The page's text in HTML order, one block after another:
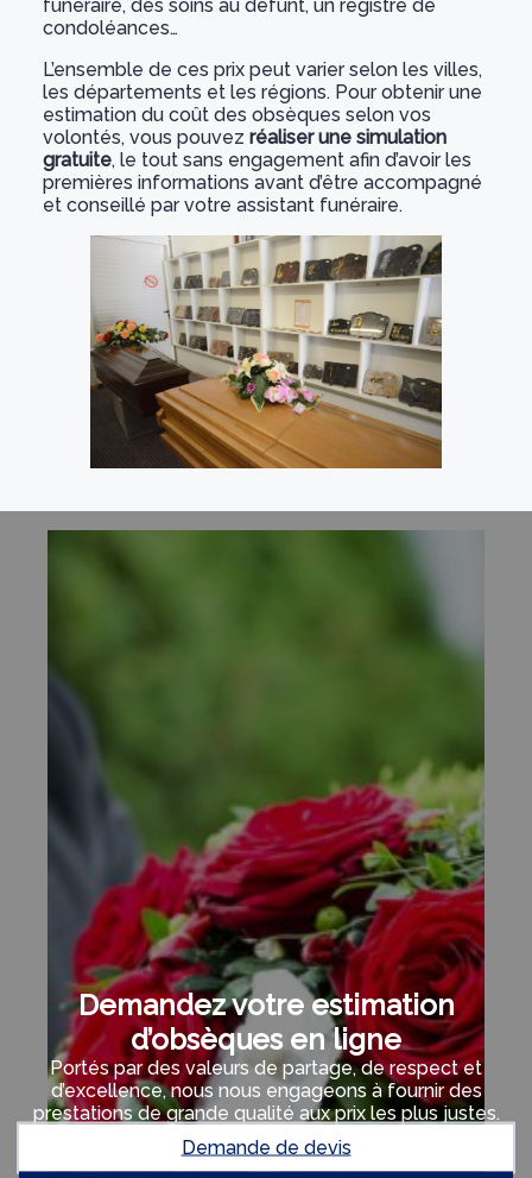
funéraire, des soins au défunt, un registre de
condoléances…
L’ensemble de ces prix peut varier selon les villes,
les départements et les régions. Pour obtenir une
estimation du coût des obsèques selon vos
volontés, vous pouvez réaliser une simulation
gratuite, le tout sans engagement afin d’avoir les
premières informations avant d’être accompagné
et conseillé par votre assistant funéraire.
Demandez votre estimation
d’obsèques en ligne
Portés par des valeurs de partage, de respect et
d’excellence, nous nous engageons à fournir des
prestations de grande qualité aux prix les plus justes.
Demande de devis